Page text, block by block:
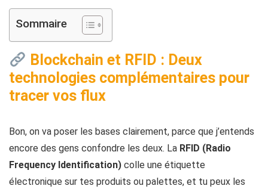
Sommaire
Blockchain et RFID : Deux
technologies complémentaires pour
tracer vos flux
Bon, on va poser les bases clairement, parce que j’entends
encore des gens confondre les deux. La RFID (Radio
Frequency Identification) colle une étiquette
électronique sur tes produits ou palettes, et tu peux les